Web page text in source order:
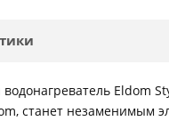
Eldom
станет незаменимым